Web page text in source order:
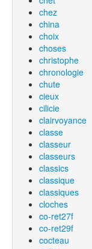
chez
china
choix
choses
christophe
chronologie
chute
cieux
cilicie
clairvoyance
classe
classeur
classeurs
classics
classique
classiques
cloches
co-ret27f
co-ret29f
cocteau